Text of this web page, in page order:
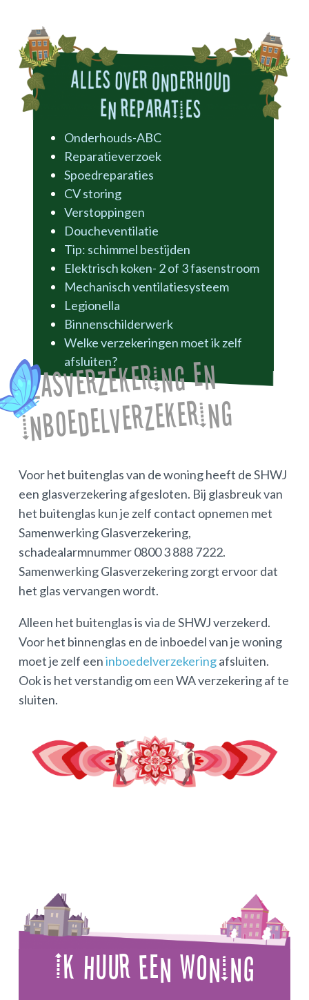
Onderhouds-ABC
Reparatieverzoek
Spoedreparaties
CV storing
Verstoppingen
Doucheventilatie
Tip: schimmel bestijden
Elektrisch koken- 2 of 3 fasenstroom
Mechanisch ventilatiesysteem
Legionella
Binnenschilderwerk
Welke verzekeringen moet ik zelf
afsluiten?
Glasverzekering en
inboedelverzekering
Voor het buitenglas van de woning heeft de SHWJ
een glasverzekering afgesloten. Bij glasbreuk van
het buitenglas kun je zelf contact opnemen met
Samenwerking Glasverzekering,
schadealarmnummer 0800 3 888 7222.
Samenwerking Glasverzekering zorgt ervoor dat
het glas vervangen wordt.
Alleen het buitenglas is via de SHWJ verzekerd.
Voor het binnenglas en de inboedel van je woning
moet je zelf eeninboedelverzekeringafsluiten.
Ook is het verstandig om een WA verzekering af te
sluiten.
Ik Huur Een Woning